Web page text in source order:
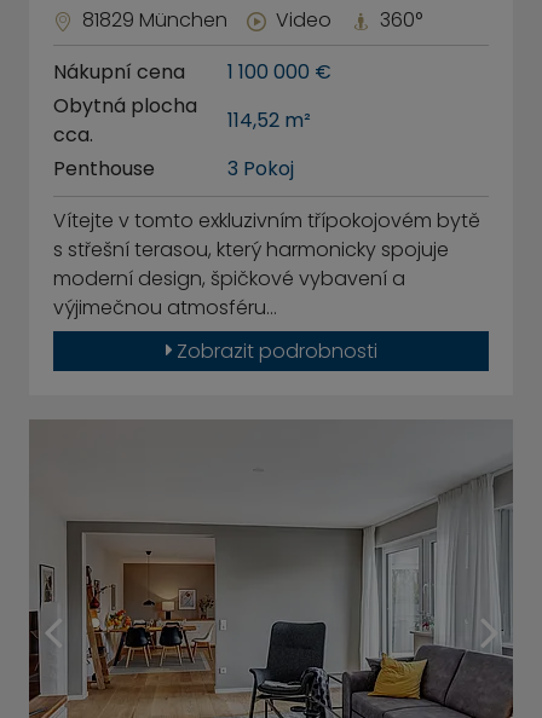
81829 München Video
360°
Nákupní cena
1 100 000 €
Obytná plocha
cca.
114,52 m²
Penthouse
3 Pokoj
Vítejte v tomto exkluzivním třípokojovém bytě
s střešní terasou, který harmonicky spojuje
moderní design, špičkové vybavení a
výjimečnou atmosféru…
Zobrazit podrobnosti